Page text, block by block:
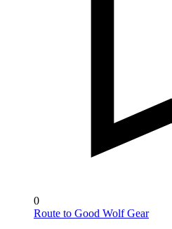
0
Route to Good Wolf Gear